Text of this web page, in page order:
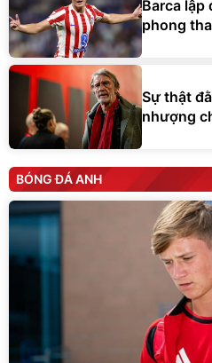
Barca lập
phong
Sự thật
nhượng
BÓNG ĐÁ ANH